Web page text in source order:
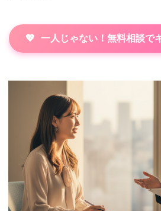
一人じゃない！無料相談で